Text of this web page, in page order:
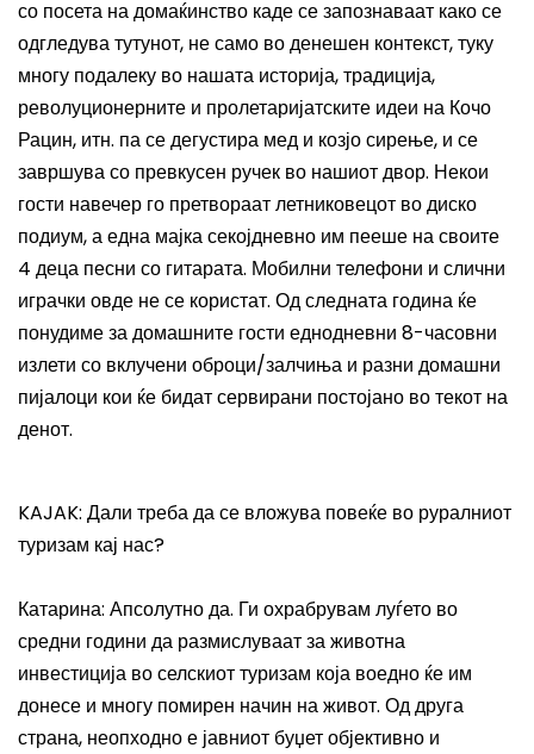
со посета на домаќинство каде се запознаваат како се
одгледува тутунот, не само во денешен контекст, туку
многу подалеку во нашата историја, традиција,
револуционерните и пролетаријатските идеи на Кочо
Рацин, итн. па се дегустира мед и козјо сирење, и се
завршува со превкусен ручек во нашиот двор. Некои
гости навечер го претвораат летниковецот во диско
подиум, а една мајка секојдневно им пееше на своите
4 деца песни со гитарата. Мобилни телефони и слични
играчки овде не се користат. Од следната година ќе
понудиме за домашните гости еднодневни 8-часовни
излети со вклучени оброци/залчиња и разни домашни
пијалоци кои ќе бидат сервирани постојано во текот на
денот.
KAJAK: Дали треба да се вложува повеќе во руралниот
туризам кај нас?
Катарина: Апсолутно да. Ги охрабрувам луѓето во
средни години да размислуваат за животна
инвестиција во селскиот туризам која воедно ќе им
донесе и многу помирен начин на живот. Од друга
страна, неопходно е јавниот буџет објективно и